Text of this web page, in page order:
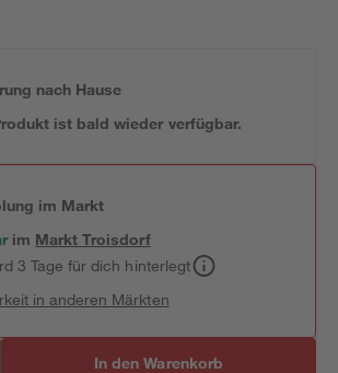
nach Hause
ist bald wieder verfügbar.
im Markt
im MarktTroisdorf
3 Tage für dich hinterlegt
in anderen Märkten
In den Warenkorb